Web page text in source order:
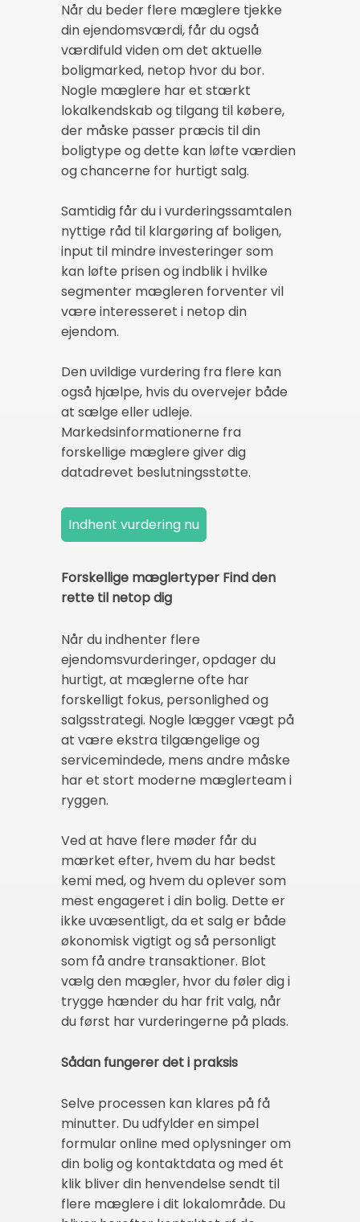
Når du beder flere mæglere tjekke
din ejendomsværdi, får du også
værdifuld viden om det aktuelle
boligmarked, netop hvor du bor.
Nogle mæglere har et stærkt
lokalkendskab og tilgang til købere,
der måske passer præcis til din
boligtype og dette kan løfte værdien
og chancerne for hurtigt salg.
Samtidig får du i vurderingssamtalen
nyttige råd til klargøring af boligen,
input til mindre investeringer som
kan løfte prisen og indblik i hvilke
segmenter mægleren forventer vil
være interesseret i netop din
ejendom.
Den uvildige vurdering fra flere kan
også hjælpe, hvis du overvejer både
at sælge eller udleje.
Markedsinformationerne fra
forskellige mæglere giver dig
datadrevet beslutningsstøtte.
Forskellige mæglertyper Find den
rette til netop dig
Når du indhenter flere
ejendomsvurderinger, opdager du
hurtigt, at mæglerne ofte har
forskelligt fokus, personlighed og
salgsstrategi. Nogle lægger vægt på
at være ekstra tilgængelige og
servicemindede, mens andre måske
har et stort moderne mæglerteam i
ryggen.
Ved at have flere møder får du
mærket efter, hvem du har bedst
kemi med, og hvem du oplever som
mest engageret i din bolig. Dette er
ikke uvæsentligt, da et salg er både
økonomisk vigtigt og så personligt
som få andre transaktioner. Blot
vælg den mægler, hvor du føler dig i
trygge hænder du har frit valg, når
du først har vurderingerne på plads.
Sådan fungerer det i praksis
Selve processen kan klares på få
minutter. Du udfylder en simpel
formular online med oplysninger om
din bolig og kontaktdata og med ét
klik bliver din henvendelse sendt til
flere mæglere i dit lokalområde. Du